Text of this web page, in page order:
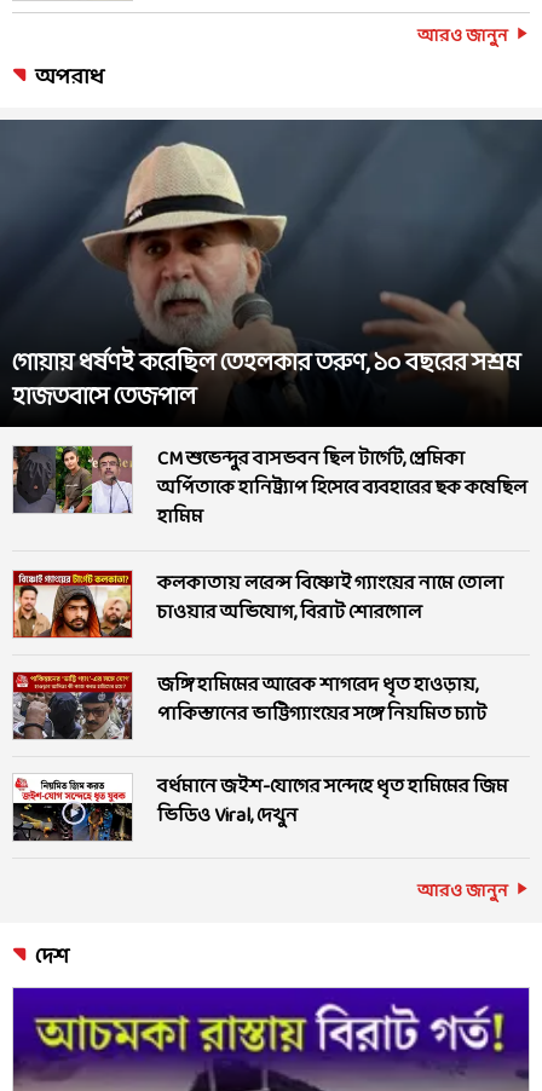
আরও জানুন
অপরাধ
গোয়ায় ধর্ষণই করেছিল তেহলকার তরুণ, ১০ বছরের সশ্রম
হাজতবাসে তেজপাল
CM শুভেন্দুর বাসভবন ছিল টার্গেট, প্রেমিকা
অর্পিতাকে হানিট্র্যাপ হিসেবে ব্যবহারের ছক কষেছিল
হামিম
কলকাতায় লরেন্স বিষ্ণোই গ্যাংয়ের নামে তোলা
চাওয়ার অভিযোগ, বিরাট শোরগোল
জঙ্গি হামিমের আরেক শাগরেদ ধৃত হাওড়ায়,
পাকিস্তানের ভাট্টিগ্যাংয়ের সঙ্গে নিয়মিত চ্যাট
বর্ধমানে জইশ-যোগের সন্দেহে ধৃত হামিমের জিম
ভিডিও Viral, দেখুন
আরও জানুন
দেশ